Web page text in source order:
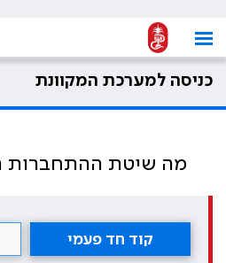
כניסה למערכת המקוונת
מה שיטת ההתחברות
קוד חד פעמי